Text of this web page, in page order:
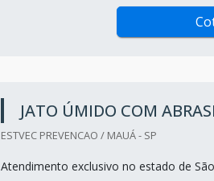
JATO ÚMIDO COM
ESTVEC PREVENCAO / MAUÁ - SP
Atendimento exclusivo no estado de